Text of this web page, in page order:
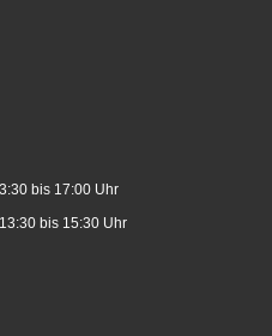
bis 17:00 Uhr
bis 15:30 Uhr